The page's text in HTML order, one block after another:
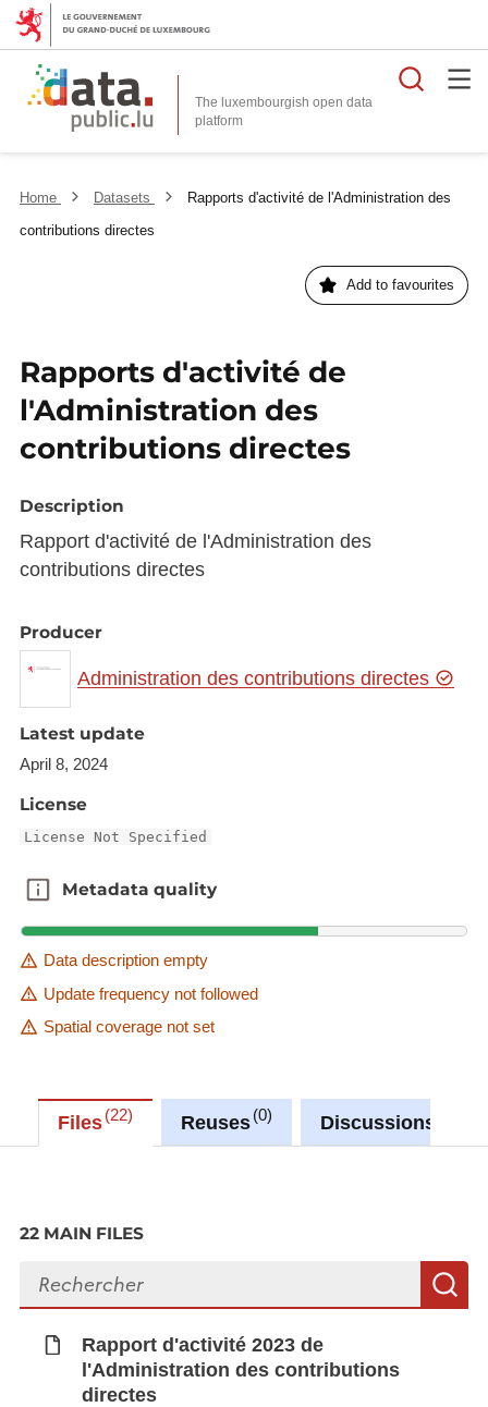
The luxembourgish open data
platform
Home Datasets
Rapports d'activité de l'Administration des
contributions directes
Add to favourites
Rapports d'activité de
l'Administration des
contributions directes
Description
Rapport d'activité de l'Administration des
contributions directes
Producer
Administration des contributions directes
Latest update
April 8, 2024
License
License Not Specified
Metadata quality
Metadata quality
Data description empty
Update frequency not followed
Spatial coverage not set
Files 22 Reuses 0 Discussions
22 MAIN FILES
Search files
Rapport d'activité 2023 de
l'Administration des contributions
directes